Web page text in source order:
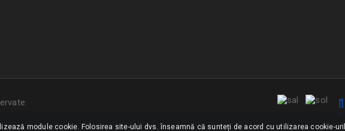
module cookie. Folosirea site-ului dvs. înseamnă că sunteți de acord cu utilizarea cookie-